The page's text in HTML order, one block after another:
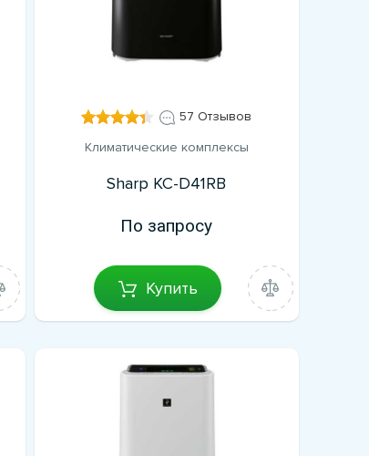
57 Отзывов
Климатические комплексы
Sharp KC-D41RB
По запросу
Купить